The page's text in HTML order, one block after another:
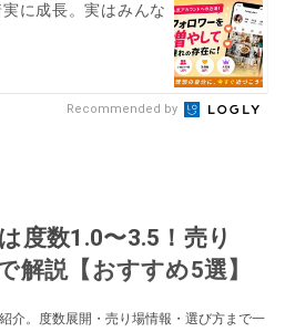
に成長。実はみんな
Recommended by
度数1.0〜3.5！売り
解説【おすすめ5選】
介。度数展開・売り場情報・選び方まで一